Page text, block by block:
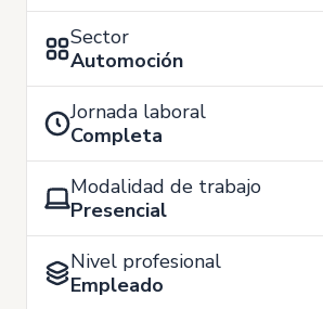
Sector
Automoción
Jornada laboral
Completa
Modalidad de trabajo
Presencial
Nivel profesional
Empleado